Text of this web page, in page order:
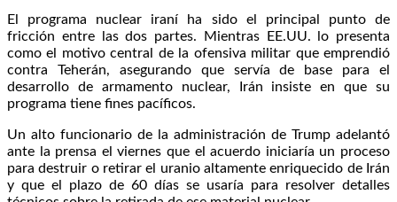
El programa nuclear iraní ha sido el principal punto de
fricción entre las dos partes. Mientras EE.UU. lo presenta
como el motivo central de la ofensiva militar que emprendió
contra Teherán, asegurando que servía de base para el
desarrollo de armamento nuclear, Irán insiste en que su
programa tiene fines pacíficos.
Un alto funcionario de la administración de Trump adelantó
ante la prensa el viernes que el acuerdo iniciaría un proceso
para destruir o retirar el uranio altamente enriquecido de Irán
y que el plazo de 60 días se usaría para resolver detalles